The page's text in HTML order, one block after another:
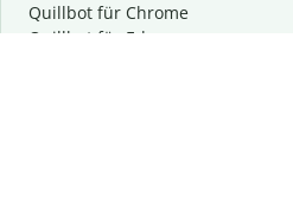
Quillbot für Chrome
Quillbot für Edge